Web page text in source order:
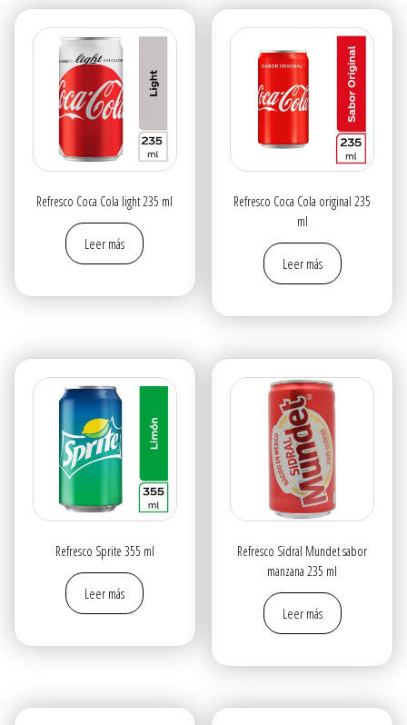
Refresco Coca Cola light 235 ml
Leer más
Refresco Coca Cola original 235
ml
Leer más
Refresco Sprite 355 ml
Leer más
Refresco Sidral Mundet sabor
manzana 235 ml
Leer más